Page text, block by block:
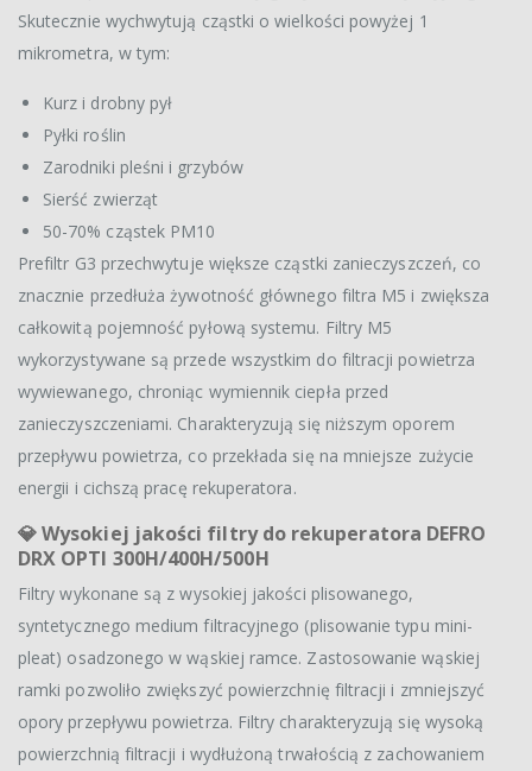
Skutecznie wychwytują cząstki o wielkości powyżej 1
mikrometra, w tym:
Kurz i drobny pył
Pyłki roślin
Zarodniki pleśni i grzybów
Sierść zwierząt
50-70% cząstek PM10
Prefiltr G3 przechwytuje większe cząstki zanieczyszczeń, co
znacznie przedłuża żywotność głównego filtra M5 i zwiększa
całkowitą pojemność pyłową systemu. Filtry M5
wykorzystywane są przede wszystkim do filtracji powietrza
wywiewanego, chroniąc wymiennik ciepła przed
zanieczyszczeniami. Charakteryzują się niższym oporem
przepływu powietrza, co przekłada się na mniejsze zużycie
energii i cichszą pracę rekuperatora.
💎Wysokiej jakości filtry do rekuperatora DEFRO
DRX OPTI 300H/400H/500H
Filtry wykonane są z wysokiej jakości plisowanego,
syntetycznego medium filtracyjnego (plisowanie typu mini-
pleat) osadzonego w wąskiej ramce. Zastosowanie wąskiej
ramki pozwoliło zwiększyć powierzchnię filtracji i zmniejszyć
opory przepływu powietrza. Filtry charakteryzują się wysoką
powierzchnią filtracji i wydłużoną trwałością z zachowaniem